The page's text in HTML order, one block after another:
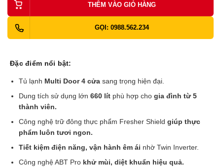
THÊM VÀO GIỎ HÀNG
GỌI: 0988.562.234
Đặc điểm nổi bật:
Tủ lạnh Multi Door 4 cửa sang trọng hiện đại.
Dung tích sử dụng lớn 660 lít phù hợp cho gia đình từ 5
thành viên.
Công nghệ trữ đông thực phẩm Fresher Shield giúp thực
phẩm luôn tươi ngon.
Tiết kiệm điện năng, vận hành êm ái nhờ Twin Inverter.
Công nghệ ABT Pro khử mùi, diệt khuẩn hiệu quả.